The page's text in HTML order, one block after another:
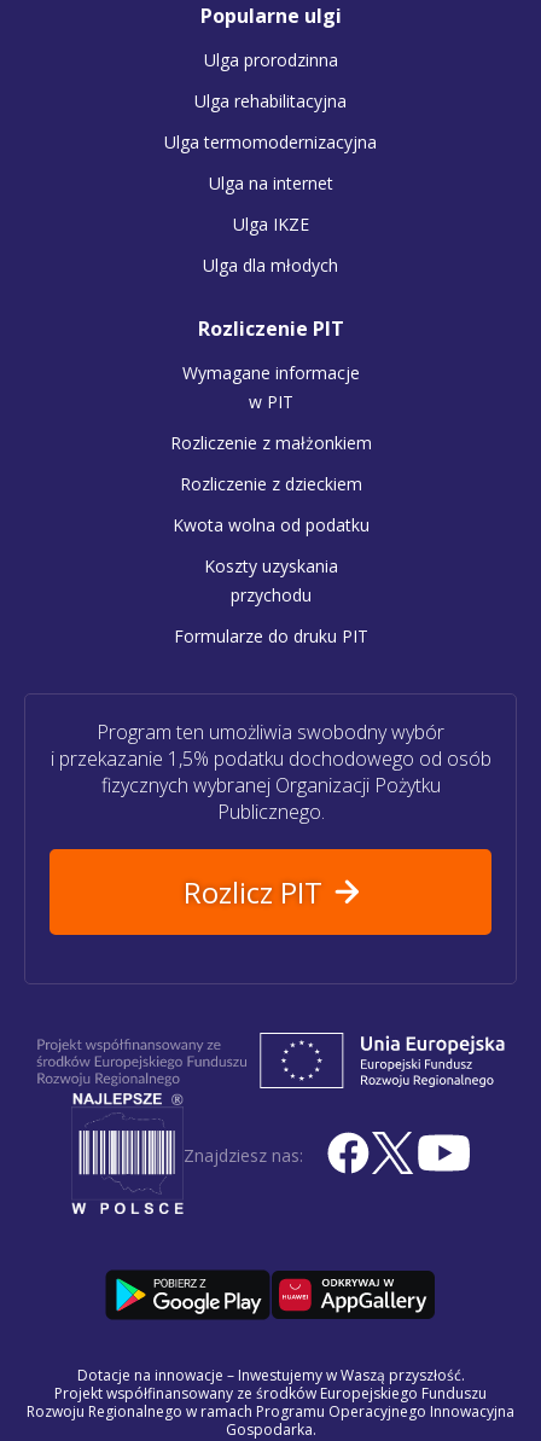
Popularne ulgi
Ulga prorodzinna
Ulga rehabilitacyjna
Ulga termomodernizacyjna
Ulga na internet
Ulga IKZE
Ulga dla młodych
Rozliczenie PIT
Wymagane informacje
w PIT
Rozliczenie z małżonkiem
Rozliczenie z dzieckiem
Kwota wolna od podatku
Koszty uzyskania
przychodu
Formularze do druku PIT
Program ten umożliwia swobodny wybór
i przekazanie 1,5% podatku dochodowego od osób
fizycznych wybranej Organizacji Pożytku
Publicznego.
Rozlicz PIT
Znajdziesz nas:
Dotacje na innowacje – Inwestujemy w Waszą przyszłość.
Projekt współfinansowany ze środków Europejskiego Funduszu
Rozwoju Regionalnego w ramach Programu Operacyjnego Innowacyjna
Gospodarka.